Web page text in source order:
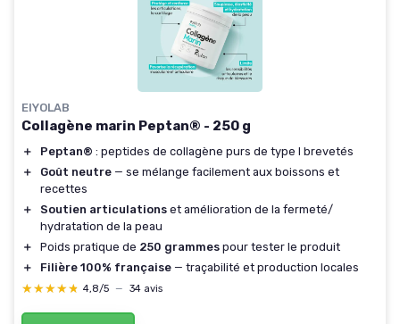
EIYOLAB
Collagène marin Peptan® - 250 g
＋ Peptan® : peptides de collagène purs de type I brevetés
＋
Goût neutre — se mélange facilement aux boissons et
recettes
＋
Soutien articulations et amélioration de la fermeté/
hydratation de la peau
＋
Poids pratique de 250 grammes pour tester le produit
＋
Filière 100% française — traçabilité et production locales
★★★★★
★★★★★ 4,8/5 — 34 avis